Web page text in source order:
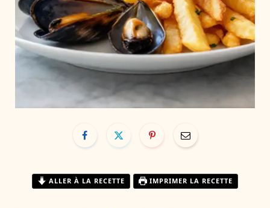
ALLER À LA RECETTE IMPRIMER LA RECETTE